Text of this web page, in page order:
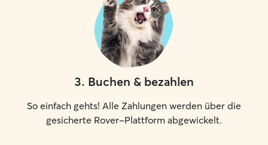
3. Buchen & bezahlen
So einfach gehts! Alle Zahlungen werden über die
gesicherte Rover-Plattform abgewickelt.